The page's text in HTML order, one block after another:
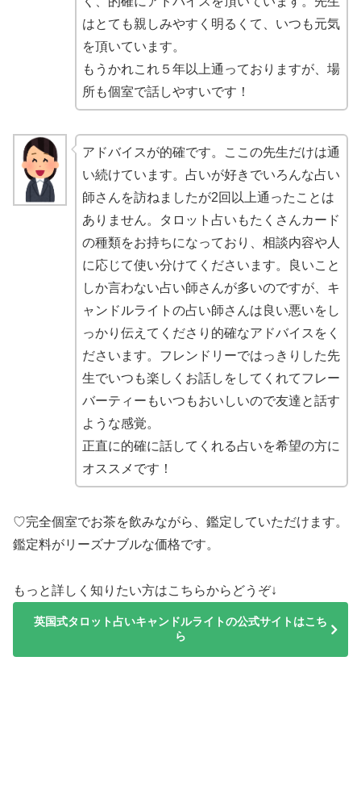
はとても親しみやすく明るくて、いつも元気
を頂いています。
もうかれこれ５年以上通っておりますが、場
所も個室で話しやすいです！
アドバイスが的確です。ここの先生だけは通
い続けています。占いが好きでいろんな占い
師さんを訪ねましたが2回以上通ったことは
ありません。タロット占いもたくさんカード
の種類をお持ちになっており、相談内容や人
に応じて使い分けてくださいます。良いこと
しか言わない占い師さんが多いのですが、キ
ャンドルライトの占い師さんは良い悪いをし
っかり伝えてくださり的確なアドバイスをく
ださいます。フレンドリーではっきりした先
生でいつも楽しくお話しをしてくれてフレー
バーティーもいつもおいしいので友達と話す
ような感覚。
正直に的確に話してくれる占いを希望の方に
オススメです！
♡完全個室でお茶を飲みながら、鑑定していただけます。
鑑定料がリーズナブルな価格です。
もっと詳しく知りたい方はこちらからどうぞ↓
英国式タロット占いキャンドルライトの公式サイトはこち
ら